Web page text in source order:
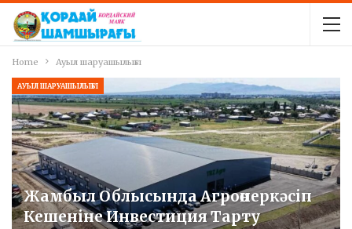
Home Ауыл шаруашылығы
АУЫЛ ШАРУАШЫЛЫҒЫ
Жамбыл Облысында Агроөнеркәсіп
Кешеніне Инвестиция Тарту